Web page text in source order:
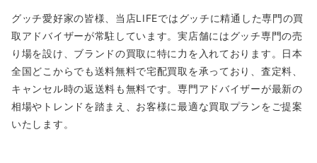
グッチ愛好家の皆様、当店LIFEではグッチに精通した専門の買
取アドバイザーが常駐しています。実店舗にはグッチ専門の売
り場を設け、ブランドの買取に特に力を入れております。日本
全国どこからでも送料無料で宅配買取を承っており、査定料、
キャンセル時の返送料も無料です。専門アドバイザーが最新の
相場やトレンドを踏まえ、お客様に最適な買取プランをご提案
いたします。